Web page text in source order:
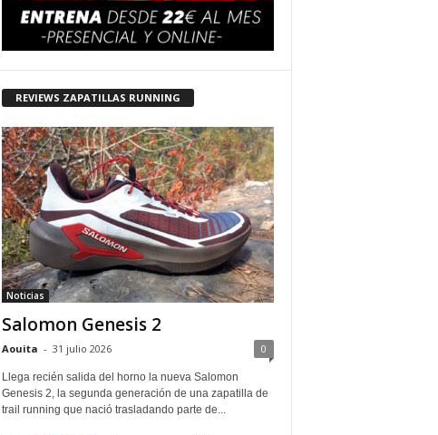
REVIEWS ZAPATILLAS RUNNING
Noticias
Salomon Genesis 2
Aouita - 31 julio 2026 0
Llega recién salida del horno la nueva Salomon
Genesis 2, la segunda generación de una zapatilla de
trail running que nació trasladando parte de...